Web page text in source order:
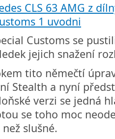
Customs se
jejich snažení
tito němečtí
Stealth a nyní
verzi se jedná
se toho moc
slušné.